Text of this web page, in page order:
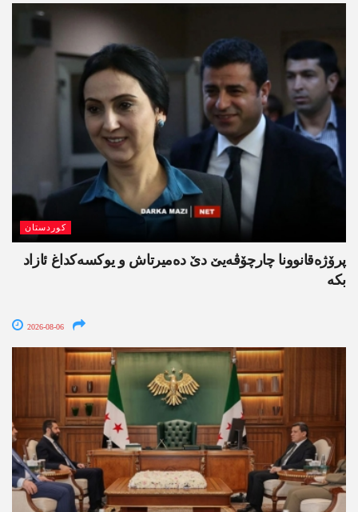
کوردستان
پرۆژەقانوونا چارچۆڤەیێ دێ دەمیرتاش و یوکسەکداغ ئازاد
بکە
2026-08-06